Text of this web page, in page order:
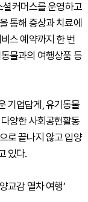
커머스를 운영하고
통해 증상과 치료에
스 예약까지 한 번
물과의 여행상품 등
기업답게, 유기동물
양한 사회공헌활동
로 끝나지 않고 입양
있다.
교감 열차 여행’